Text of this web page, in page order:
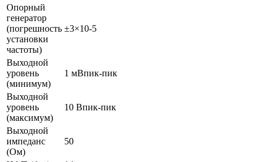
Опорный
генератор
(погрешность
установки
частоты)
±3×10-5
Выходной
уровень
(минимум)
1 мВпик-пик
Выходной
уровень
(максимум)
10 Впик-пик
Выходной
импеданс
(Ом)
50